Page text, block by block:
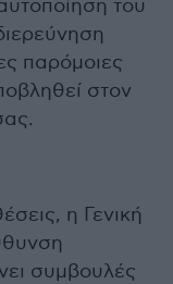
του
παρόμοιες
στον
η Γενική
συμβουλές